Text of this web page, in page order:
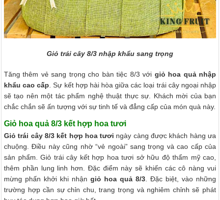
Giỏ trái cây 8/3 nhập khẩu sang trọng
Tăng thêm vẻ sang trọng cho bàn tiệc 8/3 với giỏ hoa quả nhập
khẩu cao cấp. Sự kết hợp hài hòa giữa các loại trái cây ngoại nhập
sẽ tạo nên một tác phẩm nghệ thuật thực sự. Khách mời của bạn
chắc chắn sẽ ấn tượng với sự tinh tế và đẳng cấp của món quà này.
Giỏ hoa quả 8/3 kết hợp hoa tươi
Giỏ trái cây 8/3 kết hợp hoa tươi ngày càng được khách hàng ưa
chuộng. Điều này cũng nhờ “vẻ ngoài” sang trọng và cao cấp của
sản phẩm. Giỏ trái cây kết hợp hoa tươi sở hữu độ thẩm mỹ cao,
thêm phần lung linh hơn. Đặc điểm này sẽ khiến các cô nàng vui
mừng phấn khởi khi nhận giỏ hoa quả 8/3. Đặc biệt, vào những
trường hợp cần sự chỉn chu, trang trọng và nghiêm chỉnh sẽ phát